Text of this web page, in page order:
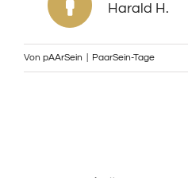
Harald H.
Von pAArSein PaarSein-Tage